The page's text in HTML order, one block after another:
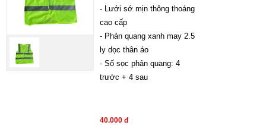
- Lưới sớ mịn thông thoáng
cao cấp
- Phản quang xanh may 2.5
ly dọc thân áo
- Số sọc phản quang: 4
trước + 4 sau
40.000 đ